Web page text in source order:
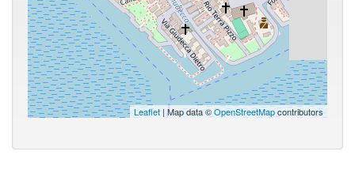
Leaflet | Map data ©OpenStreetMapcontributors